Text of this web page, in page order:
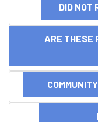
DID NOT
ARE THESE